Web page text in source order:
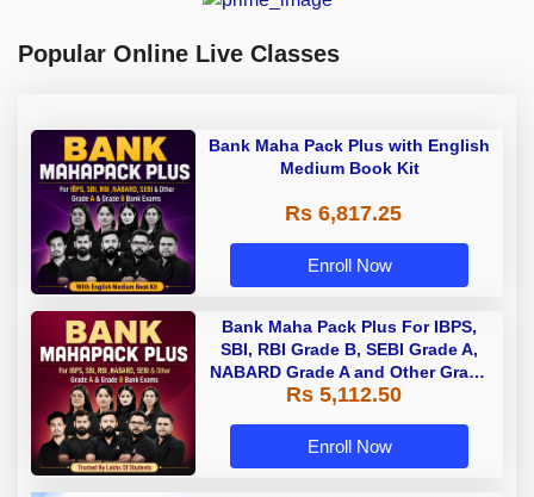
Popular Online Live Classes
Bank Maha Pack Plus with English
Medium Book Kit
Rs 6,817.25
Enroll Now
Bank Maha Pack Plus For IBPS,
SBI, RBI Grade B, SEBI Grade A,
NABARD Grade A and Other Grade
A & Grade B Bank Exams
Rs 5,112.50
Enroll Now